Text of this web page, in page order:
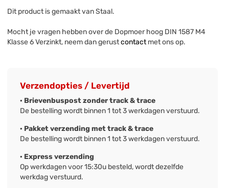
Dit product is gemaakt van Staal.
Mocht je vragen hebben over de Dopmoer hoog DIN 1587 M4
Klasse 6 Verzinkt, neem dan gerustcontactmet ons op.
Verzendopties / Levertijd
· Brievenbuspost zonder track & trace
De bestelling wordt binnen 1 tot 3 werkdagen verstuurd.
· Pakket verzending met track & trace
De bestelling wordt binnen 1 tot 3 werkdagen verstuurd.
· Express verzending
Op werkdagen voor 15:30u besteld, wordt dezelfde
werkdag verstuurd.